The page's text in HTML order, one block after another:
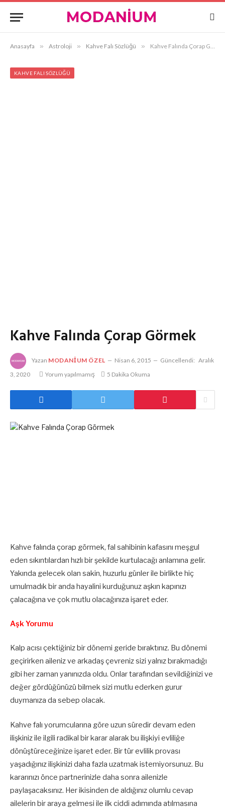
Anasayfa » Astroloji » Kahve Falı Sözlüğü » Kahve Falında Çorap Görmek
KAHVE FALI SÖZLÜĞÜ
Kahve Falında Çorap Görmek
Yazan MODANIUM ÖZEL Nisan 6, 2015 Güncellendi: Aralık
3, 2020
Yorum yapılmamış 5 Dakika Okuma
Kahve falında çorap görmek, fal sahibinin kafasını meşgul
eden sıkıntılardan hızlı bir şekilde kurtulacağı anlamına gelir.
Yakında gelecek olan sakin, huzurlu günler ile birlikte hiç
umulmadık bir anda hayalini kurduğunuz aşkın kapınızı
çalacağına ve çok mutlu olacağınıza işaret eder.
Aşk Yorumu
Kalp acısı çektiğiniz bir dönemi geride bıraktınız. Bu dönemi
geçirirken aileniz ve arkadaş çevreniz sizi yalnız bırakmadığı
gibi her zaman yanınızda oldu. Onlar tarafından sevildiğinizi ve
değer gördüğünüzü bilmek sizi mutlu ederken gurur
duymanıza da sebep olacak.
Kahve falı yorumcularına göre uzun süredir devam eden
ilişkiniz ile ilgili radikal bir karar alarak bu ilişkiyi evliliğe
dönüştüreceğinize işaret eder. Bir tür evlilik provası
yaşadığınız ilişkinizi daha fazla uzatmak istemiyorsunuz. Bu
kararınızı önce partnerinizle daha sonra ailenizle
paylaşacaksınız. Her ikisinden de aldığınız olumlu cevap
ailelerin bir araya gelmesi ile ilk ciddi adımında atılmasına